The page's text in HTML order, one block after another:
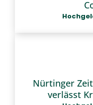
Nürtinger
verlässt